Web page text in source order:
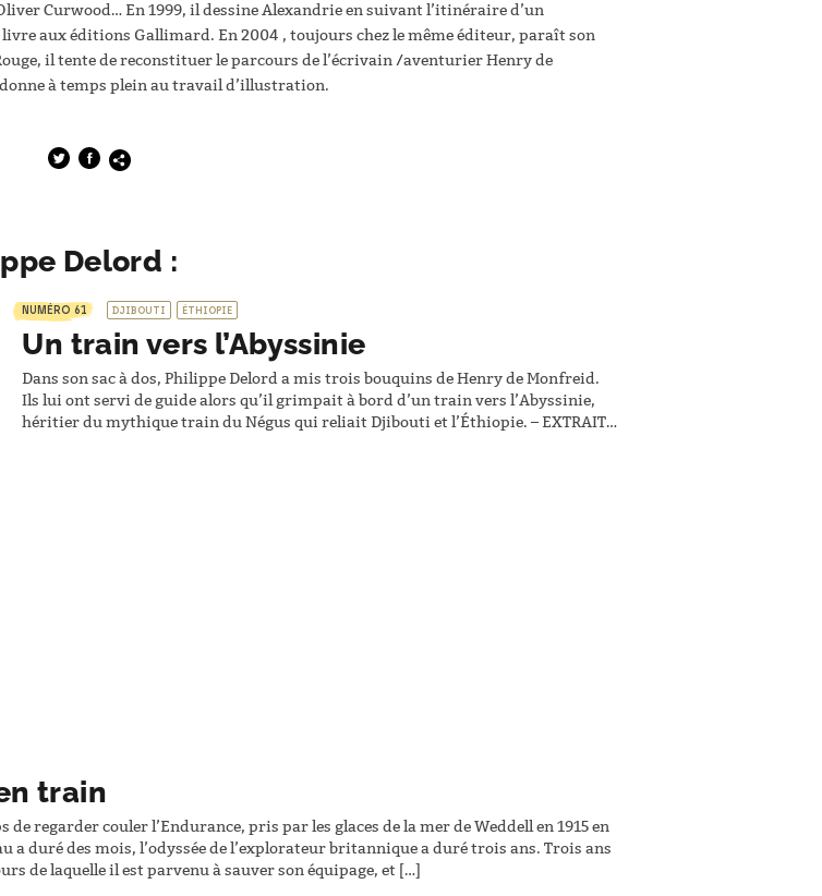
Curwood… En 1999, il dessine Alexandrie en suivant l’itinéraire d’un
aux éditions Gallimard. En 2004 , toujours chez le même éditeur, paraît son
il tente de reconstituer le parcours de l’écrivain /aventurier Henry de
à temps plein au travail d’illustration.
Delord :
NUMÉRO 61 DJIBOUTI ÉTHIOPIE
Un train vers l’Abyssinie
Dans son sac à dos, Philippe Delord a mis trois bouquins de Henry de Monfreid.
Ils lui ont servi de guide alors qu’il grimpait à bord d’un train vers l’Abyssinie,
héritier du mythique train du Négus qui reliait Djibouti et l’Éthiopie. – EXTRAIT –
train
de regarder couler l’Endurance, pris par les glaces de la mer de Weddell en 1915 en
a duré des mois, l’odyssée de l’explorateur britannique a duré trois ans. Trois ans
de laquelle il est parvenu à sauver son équipage, et […]